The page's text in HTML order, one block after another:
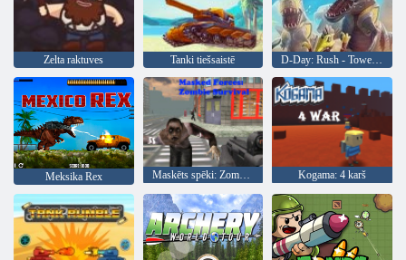
Zelta raktuves Tanki tiešsaistē D-Day: Rush - Tower Defense
Meksika Rex Maskēts spēki: Zombie Survival Kogama: 4 karš